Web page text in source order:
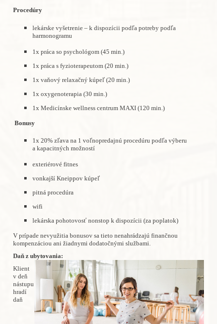
Procedúry
lekárske vyšetrenie – k dispozícii podľa potreby podľa
harmonogramu
1x práca so psychológom (45 min.)
1x práca s fyzioterapeutom (20 min.)
1x vaňový relaxačný kúpeľ (20 min.)
1x oxygenoterapia (30 min.)
1x Medicínske wellness centrum MAXI (120 min.)
Bonusy
1x 20% zľava na 1 voľnopredajnú procedúru podľa výberu
a kapacitných možností
exteriérové fitnes
vonkajší Kneippov kúpeľ
pitná procedúra
wifi
lekárska pohotovosť nonstop k dispozícii (za poplatok)
V prípade nevyužitia bonusov sa tieto nenahrádzajú finančnou
kompenzáciou ani žiadnymi dodatočnými službami.
Daň z ubytovania:
Klient
v deň
nástupu
hradí
daň